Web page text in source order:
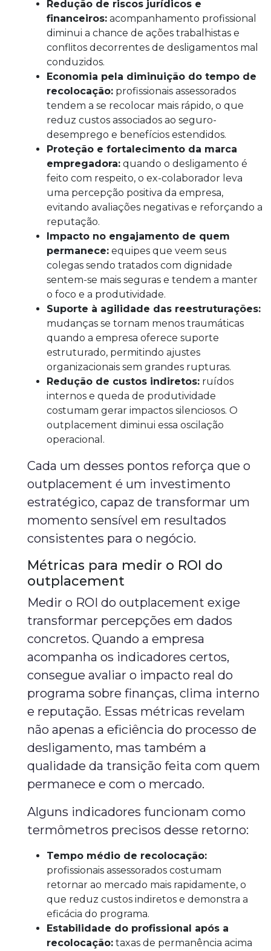
Redução de riscos jurídicos e
financeiros: acompanhamento profissional
diminui a chance de ações trabalhistas e
conflitos decorrentes de desligamentos mal
conduzidos.
Economia pela diminuição do tempo de
recolocação: profissionais assessorados
tendem a se recolocar mais rápido, o que
reduz custos associados ao seguro-
desemprego e benefícios estendidos.
Proteção e fortalecimento da marca
empregadora: quando o desligamento é
feito com respeito, o ex-colaborador leva
uma percepção positiva da empresa,
evitando avaliações negativas e reforçando a
reputação.
Impacto no engajamento de quem
permanece: equipes que veem seus
colegas sendo tratados com dignidade
sentem-se mais seguras e tendem a manter
o foco e a produtividade.
Suporte à agilidade das reestruturações:
mudanças se tornam menos traumáticas
quando a empresa oferece suporte
estruturado, permitindo ajustes
organizacionais sem grandes rupturas.
Redução de custos indiretos: ruídos
internos e queda de produtividade
costumam gerar impactos silenciosos. O
outplacement diminui essa oscilação
operacional.
Cada um desses pontos reforça que o
outplacement é um investimento
estratégico, capaz de transformar um
momento sensível em resultados
consistentes para o negócio.
Métricas para medir o ROI do
outplacement
Medir o ROI do outplacement exige
transformar percepções em dados
concretos. Quando a empresa
acompanha os indicadores certos,
consegue avaliar o impacto real do
programa sobre finanças, clima interno
e reputação. Essas métricas revelam
não apenas a eficiência do processo de
desligamento, mas também a
qualidade da transição feita com quem
permanece e com o mercado.
Alguns indicadores funcionam como
termômetros precisos desse retorno:
Tempo médio de recolocação:
profissionais assessorados costumam
retornar ao mercado mais rapidamente, o
que reduz custos indiretos e demonstra a
eficácia do programa.
Estabilidade do profissional após a
recolocação: taxas de permanência acima